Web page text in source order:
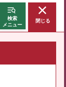
検索
メニュー
閉じる